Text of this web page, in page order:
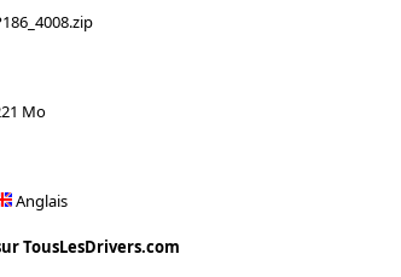
Mo
Anglais
TousLesDrivers.com